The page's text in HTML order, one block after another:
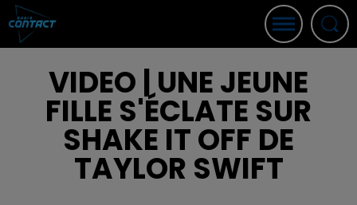
VIDEO | UNE JEUNE
FILLE S'ÉCLATE SUR
SHAKE IT OFF DE
TAYLOR SWIFT